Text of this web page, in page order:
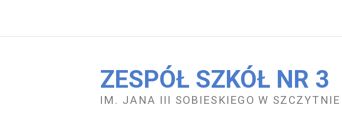
ZESPÓŁ SZKÓŁ NR 3
IM. JANA III SOBIESKIEGO W SZCZYTNIE